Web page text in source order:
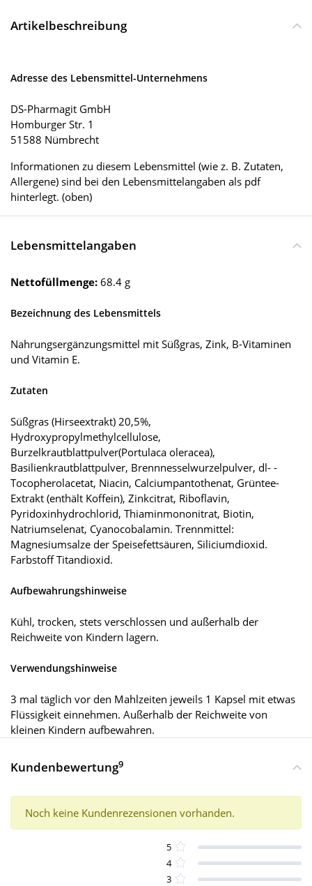
Artikelbeschreibung
Adresse des Lebensmittel-Unternehmens
DS-Pharmagit GmbH
Homburger Str. 1
51588 Nümbrecht
Informationen zu diesem Lebensmittel (wie z. B. Zutaten,
Allergene) sind bei den Lebensmittelangaben als pdf
hinterlegt. (oben)
Lebensmittelangaben
Nettofüllmenge: 68.4 g
Bezeichnung des Lebensmittels
Nahrungsergänzungsmittel mit Süßgras, Zink, B-Vitaminen
und Vitamin E.
Zutaten
Süßgras (Hirseextrakt) 20,5%,
Hydroxypropylmethylcellulose,
Burzelkrautblattpulver(Portulaca oleracea),
Basilienkrautblattpulver, Brennnesselwurzelpulver, dl- -
Tocopherolacetat, Niacin, Calciumpantothenat, Grüntee-
Extrakt (enthält Koffein), Zinkcitrat, Riboflavin,
Pyridoxinhydrochlorid, Thiaminmononitrat, Biotin,
Natriumselenat, Cyanocobalamin. Trennmittel:
Magnesiumsalze der Speisefettsäuren, Siliciumdioxid.
Farbstoff Titandioxid.
Aufbewahrungshinweise
Kühl, trocken, stets verschlossen und außerhalb der
Reichweite von Kindern lagern.
Verwendungshinweise
3 mal täglich vor den Mahlzeiten jeweils 1 Kapsel mit etwas
Flüssigkeit einnehmen. Außerhalb der Reichweite von
kleinen Kindern aufbewahren.
Kundenbewertung9
Noch keine Kundenrezensionen vorhanden.
5
4
3